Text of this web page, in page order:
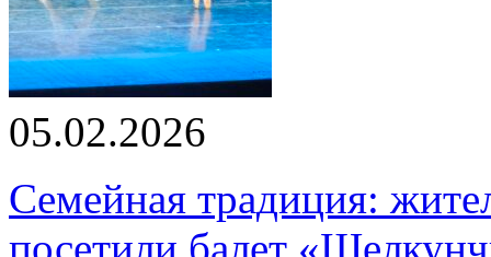
05.02.2026
Семейная традиция: